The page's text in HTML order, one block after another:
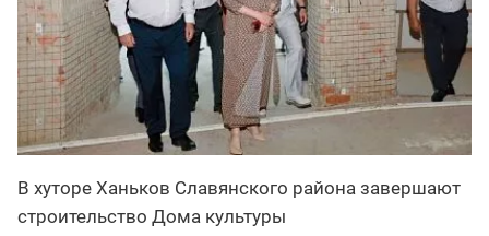
В хуторе Ханьков Славянского района завершают
строительство Дома культуры